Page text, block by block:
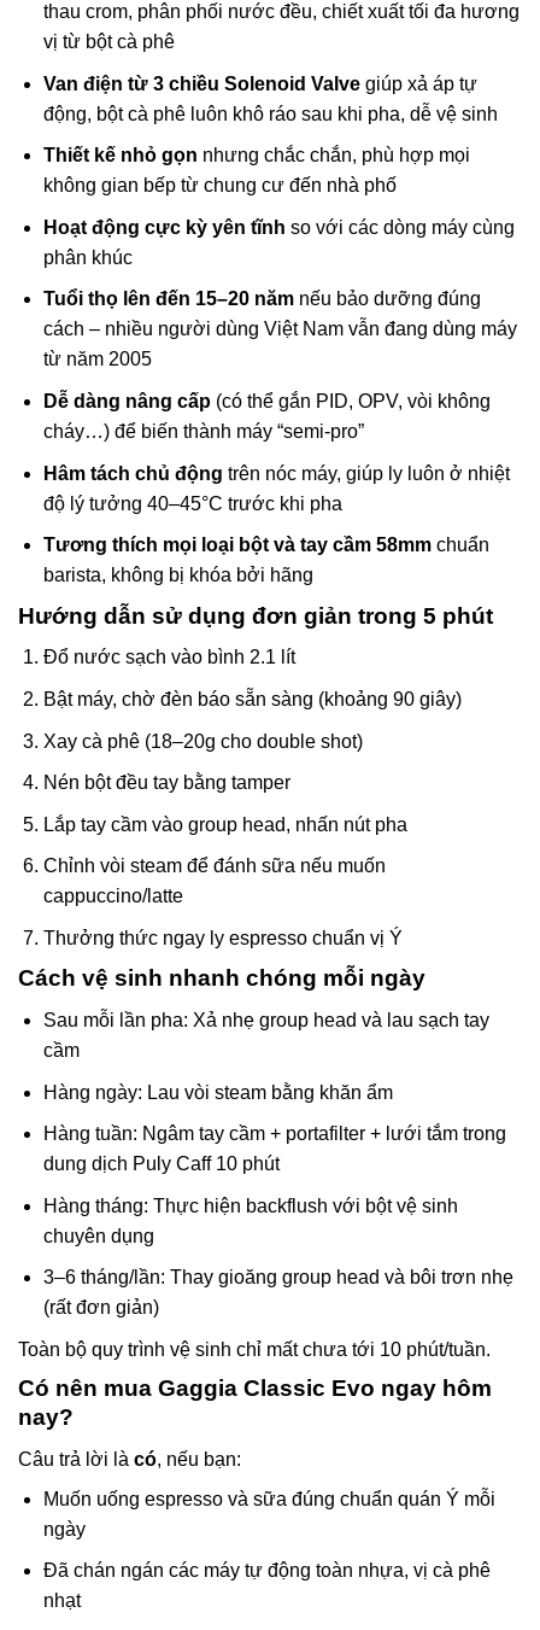
thau crom, phân phối nước đều, chiết xuất tối đa hương
vị từ bột cà phê
Van điện từ 3 chiều Solenoid Valvegiúp xả áp tự
động, bột cà phê luôn khô ráo sau khi pha, dễ vệ sinh
Thiết kế nhỏ gọn nhưng chắc chắn, phù hợp mọi
không gian bếp từ chung cư đến nhà phố
Hoạt động cực kỳ yên tĩnh so với các dòng máy cùng
phân khúc
Tuổi thọ lên đến 15–20 nămnếu bảo dưỡng đúng
cách – nhiều người dùng Việt Nam vẫn đang dùng máy
từ năm 2005
Dễ dàng nâng cấp(có thể gắn PID, OPV, vòi không
cháy…) để biến thành máy “semi-pro”
Hâm tách chủ động trên nóc máy, giúp ly luôn ở nhiệt
độ lý tưởng 40–45°C trước khi pha
Tương thích mọi loại bột và tay cầm 58mmchuẩn
barista, không bị khóa bởi hãng
Hướng dẫn sử dụng đơn giản trong 5 phút
Đổ nước sạch vào bình 2.1 lít
Bật máy, chờ đèn báo sẵn sàng (khoảng 90 giây)
Xay cà phê (18–20g cho double shot)
Nén bột đều tay bằng tamper
Lắp tay cầm vào group head, nhấn nút pha
Chỉnh vòi steam để đánh sữa nếu muốn
cappuccino/latte
Thưởng thức ngay ly espresso chuẩn vị Ý
Cách vệ sinh nhanh chóng mỗi ngày
Sau mỗi lần pha: Xả nhẹ group head và lau sạch tay
cầm
Hàng ngày: Lau vòi steam bằng khăn ẩm
Hàng tuần: Ngâm tay cầm + portafilter + lưới tắm trong
dung dịch Puly Caff 10 phút
Hàng tháng: Thực hiện backflush với bột vệ sinh
chuyên dụng
3–6 tháng/lần: Thay gioăng group head và bôi trơn nhẹ
(rất đơn giản)
Toàn bộ quy trình vệ sinh chỉ mất chưa tới 10 phút/tuần.
Có nên mua Gaggia Classic Evo ngay hôm
nay?
Câu trả lời là có, nếu bạn:
Muốn uống espresso và sữa đúng chuẩn quán Ý mỗi
ngày
Đã chán ngán các máy tự động toàn nhựa, vị cà phê
nhạt